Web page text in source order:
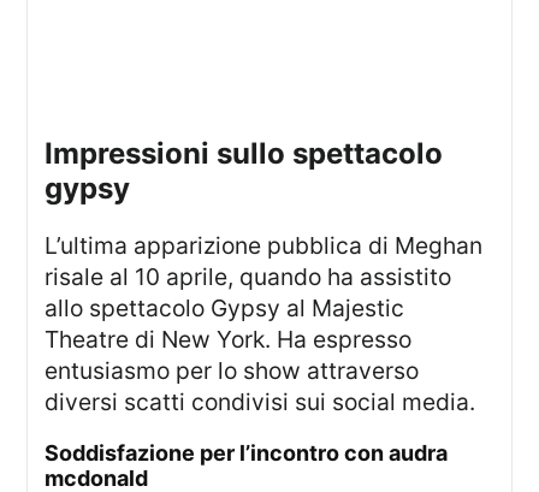
impressioni sullo spettacolo
gypsy
L’ultima apparizione pubblica di Meghan
risale al 10 aprile, quando ha assistito
allo spettacolo Gypsy al Majestic
Theatre di New York. Ha espresso
entusiasmo per lo show attraverso
diversi scatti condivisi sui social media.
soddisfazione per l’incontro con audra
mcdonald